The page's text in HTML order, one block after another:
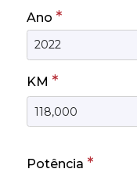
Ano *
KM *
Potência *